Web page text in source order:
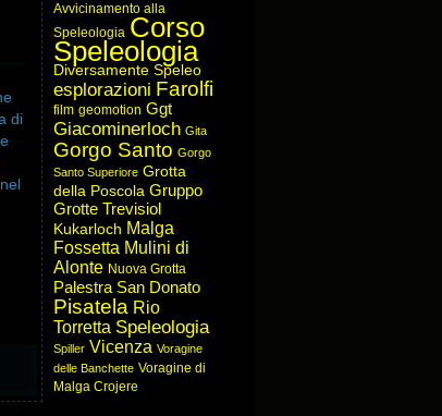
di
Avvicinamento alla
Speleologia Corso
Speleologia
Diversamente Speleo
esplorazioni Farolfi
film geomotion Ggt
Giacominerloch Gita
Gorgo Santo Gorgo
Santo Superiore Grotta
della Poscola Gruppo
Grotte Trevisiol
Kukarloch Malga
Fossetta Mulini di
Alonte Nuova Grotta
Palestra San Donato
Pisatela Rio
Torretta Speleologia
Spiller Vicenza Voragine
delle Banchette Voragine di
Malga Crojere